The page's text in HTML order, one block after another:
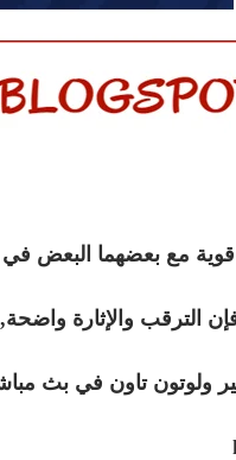
6.00 مساء اليوم فجر السبت، على ملعب
الترقب والإثارة واضحة,
ولوتون تاون في بث